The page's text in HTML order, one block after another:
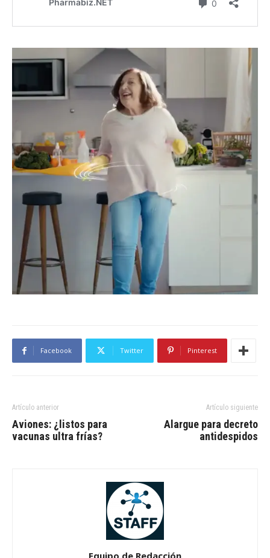
Facebook Twitter Pinterest
Artículo anterior
Aviones: ¿listos para
vacunas ultra frías?
Artículo siguiente
Alargue para decreto
antidespidos
Equipo de Redacción